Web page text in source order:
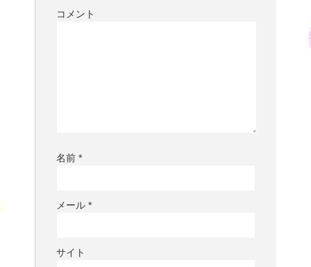
コメント
名前 *
メール *
サイト